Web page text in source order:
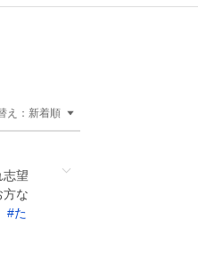
え： 新着順
志望
方な
#た